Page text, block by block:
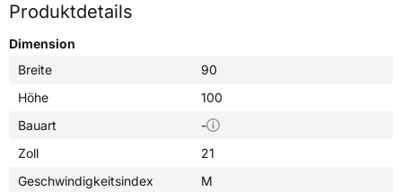
Produktdetails
Dimension
Breite
90
Höhe
100
Bauart
-
Zoll
21
Geschwindigkeitsindex
M